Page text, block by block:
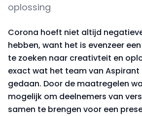
oplossing
Corona hoeft niet altijd
hebben, want het is evenzeer
te zoeken naar creativteit en
exact wat het team van Aspirant
gedaan. Door de maatregelen
mogelijk om deelnemers van
samen te brengen voor een